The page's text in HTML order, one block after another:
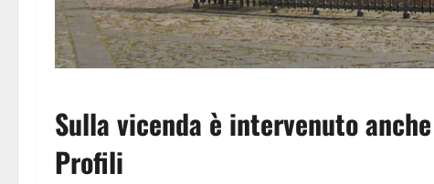
Sulla vicenda è intervenuto
Profili